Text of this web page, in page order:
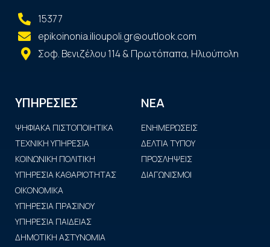
15377
epikoinonia.ilioupoli.gr@outlook.com
Σοφ. Βενιζέλου 114 & Πρωτόπαπα, Ηλιούπολη
ΥΠΗΡΕΣΙΕΣ
ΨΗΦΙΑΚΑ ΠΙΣΤΟΠΟΙΗΤΙΚΑ
ΤΕΧΝΙΚΗ ΥΠΗΡΕΣΙΑ
ΚΟΙΝΩΝΙΚΗ ΠΟΛΙΤΙΚΗ
ΥΠΗΡΕΣΙΑ ΚΑΘΑΡΙΟΤΗΤΑΣ
ΟΙΚΟΝΟΜΙΚΑ
ΥΠΗΡΕΣΙΑ ΠΡΑΣΙΝΟΥ
ΥΠΗΡΕΣΙΑ ΠΑΙΔΕΙΑΣ
ΔΗΜΟΤΙΚΗ ΑΣΤΥΝΟΜΙΑ
ΝΕΑ
ΕΝΗΜΕΡΩΣΕΙΣ
ΔΕΛΤΙΑ ΤΥΠΟΥ
ΠΡΟΣΛΗΨΕΙΣ
ΔΙΑΓΩΝΙΣΜΟΙ